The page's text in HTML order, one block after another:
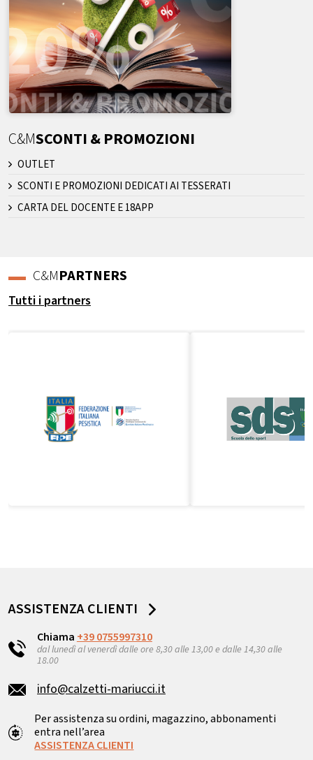
C&MSCONTI & PROMOZIONI
OUTLET
SCONTI E PROMOZIONI DEDICATI AI TESSERATI
CARTA DEL DOCENTE E 18APP
C&MPARTNERS
Tutti i partners
ASSISTENZA CLIENTI
Chiama +39 0755997310
dal lunedì al venerdì dalle ore 8,30 alle 13,00 e dalle 14,30 alle
18.00
info@calzetti-mariucci.it
Per assistenza su ordini, magazzino, abbonamenti
entra nell’area
ASSISTENZA CLIENTI